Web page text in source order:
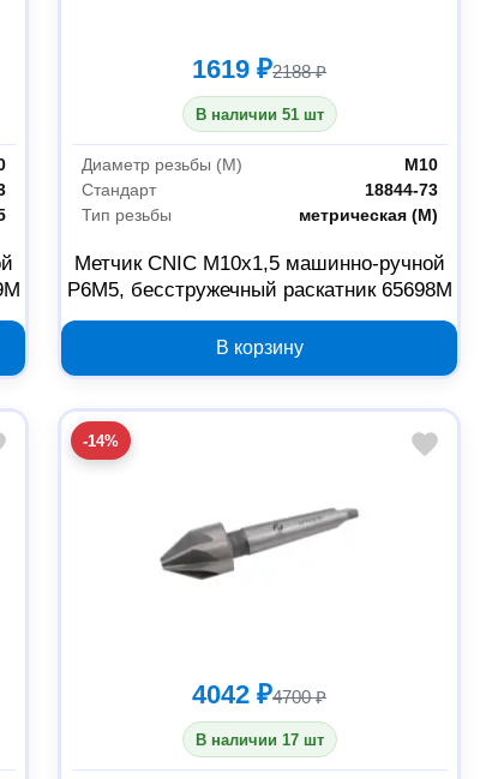
1619 ₽2188 ₽
В наличии 51 шт
Диаметр резьбы (М)
М10
Стандарт
18844-73
Тип резьбы
метрическая (М)
Метчик CNIC М10x1,5 машинно-ручной
Р6М5, бесстружечный раскатник 65698М
В корзину
-14%
4042 ₽4700 ₽
В наличии 17 шт